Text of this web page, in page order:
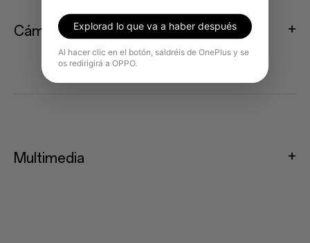
Cámara delantera
Multimedia
Explorad lo que va a haber después
Al hacer clic en el botón, saldréis de OnePlus y se
os redirigirá a OPPO.